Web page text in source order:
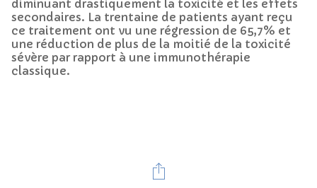
diminuant drastiquement la toxicité et les effets
secondaires. La trentaine de patients ayant reçu
ce traitement ont vu une régression de 65,7% et
une réduction de plus de la moitié de la toxicité
sévère par rapport à une immunothérapie
classique.